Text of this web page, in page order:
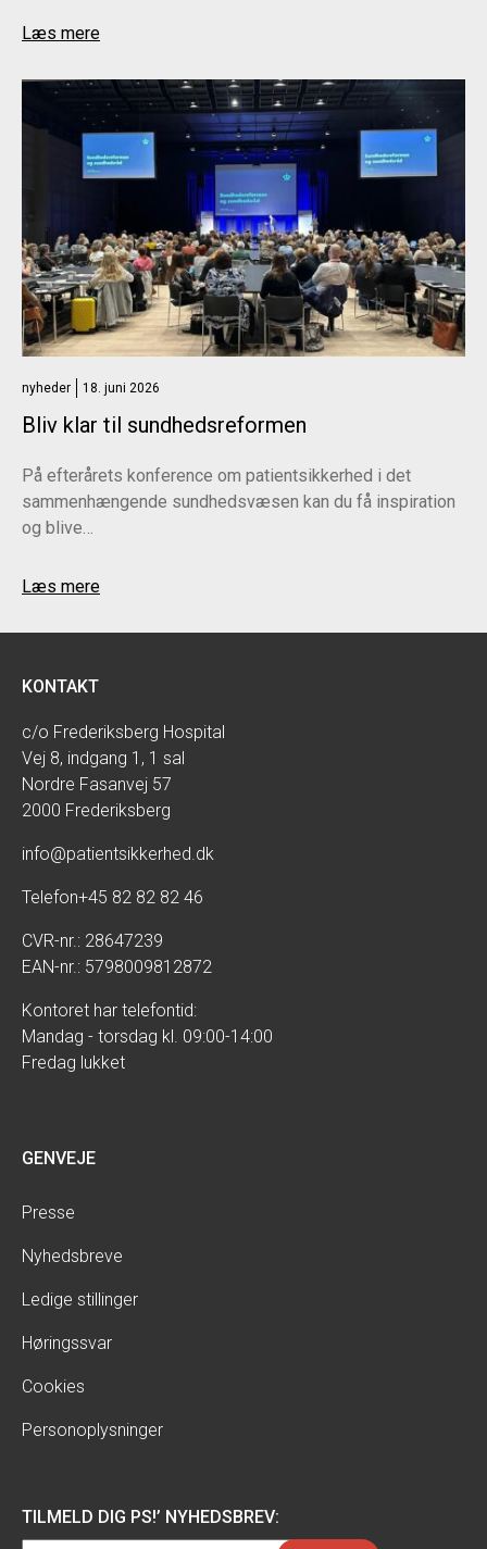
Læs mere
nyheder 18. juni 2026
Bliv klar til sundhedsreformen
På efterårets konference om patientsikkerhed i det
sammenhængende sundhedsvæsen kan du få inspiration
og blive…
Læs mere
KONTAKT
c/o Frederiksberg Hospital
Vej 8, indgang 1, 1 sal
Nordre Fasanvej 57
2000 Frederiksberg
info@patientsikkerhed.dk
Telefon+45 82 82 82 46
CVR-nr.: 28647239
EAN-nr.: 5798009812872
Kontoret har telefontid:
Mandag - torsdag kl. 09:00-14:00
Fredag lukket
GENVEJE
Presse
Nyhedsbreve
Ledige stillinger
Høringssvar
Cookies
Personoplysninger
TILMELD DIG PS!’ NYHEDSBREV: